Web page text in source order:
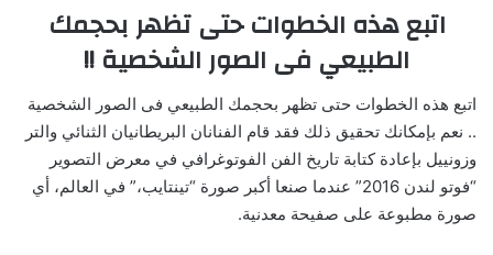
اتبع هذه الخطوات حتى تظهر بحجمك
الطبيعي فى الصور الشخصية !!
اتبع هذه الخطوات حتى تظهر بحجمك الطبيعي فى الصور الشخصية
.. نعم بإمكانك تحقيق ذلك فقد قام الفنانان البريطانيان الثنائي والتر
وزونييل بإعادة كتابة تاريخ الفن الفوتوغرافي في معرض التصوير
“فوتو لندن 2016” عندما صنعا أكبر صورة “تينتايب،” في العالم، أي
صورة مطبوعة على صفيحة معدنية.